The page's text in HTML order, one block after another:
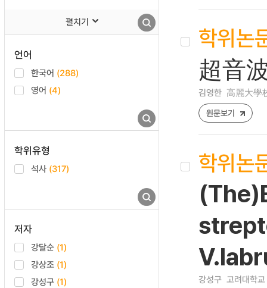
펼치기
언어
한국어 (288)
영어 (4)
학위유형
석사 (317)
저자
강달순 (1)
강상조 (1)
강성구 (1)
학위논
超音
김영한 高麗大學
원문보기
학위논
강성구 고려대학